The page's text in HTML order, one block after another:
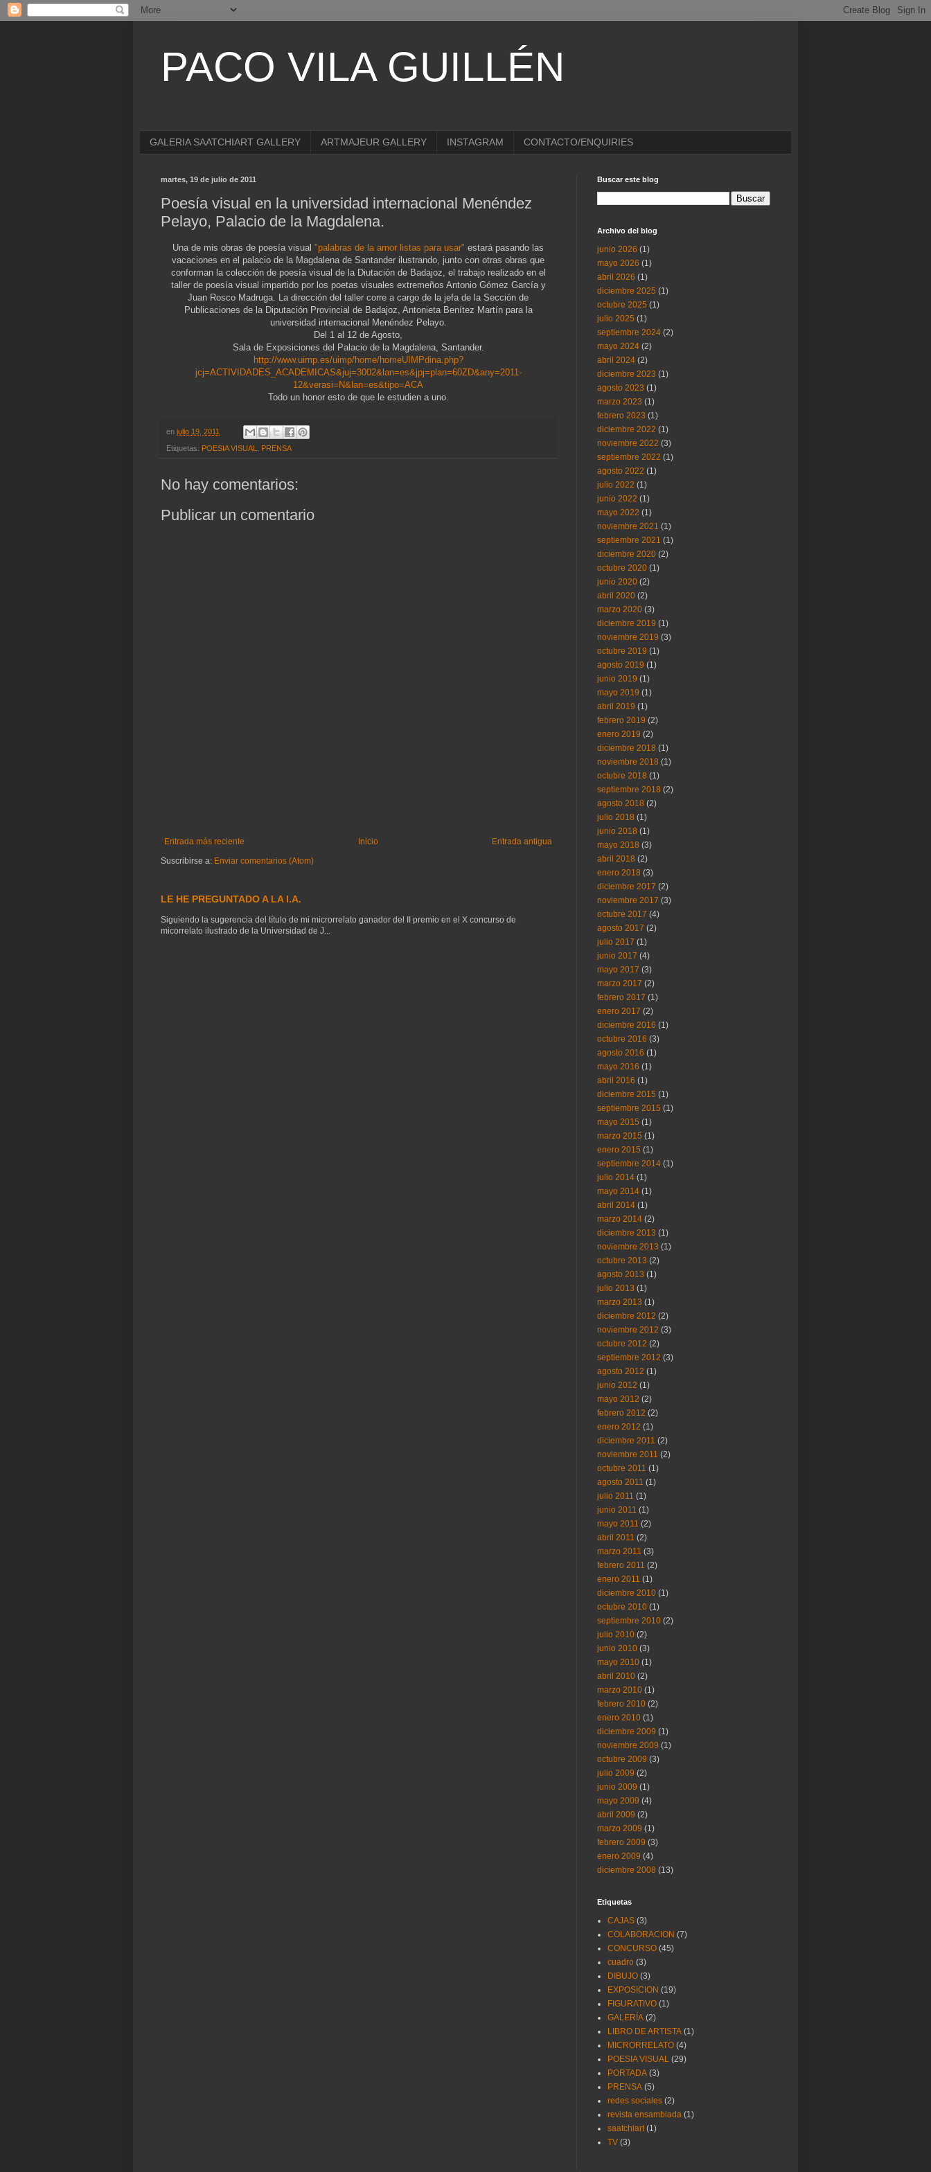
PACO VILA GUILLÉN
GALERIA SAATCHIART GALLERY ARTMAJEUR GALLERY INSTAGRAM CONTACTO/ENQUIRIES
martes, 19 de julio de 2011
Poesía visual en la universidad internacional Menéndez
Pelayo, Palacio de la Magdalena.
Una de mis obras de poesía visual "palabras de la amor listas para usar" estará pasando las
vacaciones en el palacio de la Magdalena de Santander ilustrando, junto con otras obras que
conforman la colección de poesía visual de la Diutación de Badajoz, el trabajo realizado en el
taller de poesía visual impartido por los poetas visuales extremeños Antonio Gómez García y
Juan Rosco Madruga. La dirección del taller corre a cargo de la jefa de la Sección de
Publicaciones de la Diputación Provincial de Badajoz, Antonieta Benítez Martín para la
universidad internacional Menéndez Pelayo.
Del 1 al 12 de Agosto,
Sala de Exposiciones del Palacio de la Magdalena, Santander.
http://www.uimp.es/uimp/home/homeUIMPdina.php?
jcj=ACTIVIDADES_ACADEMICAS&juj=3002&lan=es&jpj=plan=60ZD&any=2011-
12&verasi=N&lan=es&tipo=ACA
Todo un honor esto de que le estudiena uno.
en julio 19, 2011
Etiquetas: POESIA VISUAL PRENSA
No hay comentarios:
Publicar un comentario
Entrada más reciente Entrada antigua
Inicio
Suscribirse a: Enviar comentarios (Atom)
LE HE PREGUNTADO A LA I.A.
Siguiendo la sugerencia del título de mi microrrelato ganador del II premio en el X concurso de
micorrelato ilustrado de la Universidad de J...
Buscar este blog
Archivo del blog
junio 2026 (1)
mayo 2026 (1)
abril 2026 (1)
diciembre 2025 (1)
octubre 2025 (1)
julio 2025 (1)
septiembre 2024 (2)
mayo 2024 (2)
abril 2024 (2)
diciembre 2023 (1)
agosto 2023 (1)
marzo 2023 (1)
febrero 2023 (1)
diciembre 2022 (1)
noviembre 2022 (3)
septiembre 2022 (1)
agosto 2022 (1)
julio 2022 (1)
junio 2022 (1)
mayo 2022 (1)
noviembre 2021 (1)
septiembre 2021 (1)
diciembre 2020 (2)
octubre 2020 (1)
junio 2020 (2)
abril 2020 (2)
marzo 2020 (3)
diciembre 2019 (1)
noviembre 2019 (3)
octubre 2019 (1)
agosto 2019 (1)
junio 2019 (1)
mayo 2019 (1)
abril 2019 (1)
febrero 2019 (2)
enero 2019 (2)
diciembre 2018 (1)
noviembre 2018 (1)
octubre 2018 (1)
septiembre 2018 (2)
agosto 2018 (2)
julio 2018 (1)
junio 2018 (1)
mayo 2018 (3)
abril 2018 (2)
enero 2018 (3)
diciembre 2017 (2)
noviembre 2017 (3)
octubre 2017 (4)
agosto 2017 (2)
julio 2017 (1)
junio 2017 (4)
mayo 2017 (3)
marzo 2017 (2)
febrero 2017 (1)
enero 2017 (2)
diciembre 2016 (1)
octubre 2016 (3)
agosto 2016 (1)
mayo 2016 (1)
abril 2016 (1)
diciembre 2015 (1)
septiembre 2015 (1)
mayo 2015 (1)
marzo 2015 (1)
enero 2015 (1)
septiembre 2014 (1)
julio 2014 (1)
mayo 2014 (1)
abril 2014 (1)
marzo 2014 (2)
diciembre 2013 (1)
noviembre 2013 (1)
octubre 2013 (2)
agosto 2013 (1)
julio 2013 (1)
marzo 2013 (1)
diciembre 2012 (2)
noviembre 2012 (3)
octubre 2012 (2)
septiembre 2012 (3)
agosto 2012 (1)
junio 2012 (1)
mayo 2012 (2)
febrero 2012 (2)
enero 2012 (1)
diciembre 2011 (2)
noviembre 2011 (2)
octubre 2011 (1)
agosto 2011 (1)
julio 2011 (1)
junio 2011 (1)
mayo 2011 (2)
abril 2011 (2)
marzo 2011 (3)
febrero 2011 (2)
enero 2011 (1)
diciembre 2010 (1)
octubre 2010 (1)
septiembre 2010 (2)
julio 2010 (2)
junio 2010 (3)
mayo 2010 (1)
abril 2010 (2)
marzo 2010 (1)
febrero 2010 (2)
enero 2010 (1)
diciembre 2009 (1)
noviembre 2009 (1)
octubre 2009 (3)
julio 2009 (2)
junio 2009 (1)
mayo 2009 (4)
abril 2009 (2)
marzo 2009 (1)
febrero 2009 (3)
enero 2009 (4)
diciembre 2008 (13)
Etiquetas
CAJAS (3)
COLABORACION (7)
CONCURSO (45)
cuadro (3)
DIBUJO (3)
EXPOSICION (19)
FIGURATIVO (1)
GALERÍA (2)
LIBRO DE ARTISTA (1)
MICRORRELATO (4)
POESIA VISUAL (29)
PORTADA (3)
PRENSA (5)
redes sociales (2)
revista ensamblada (1)
saatchiart (1)
TV (3)